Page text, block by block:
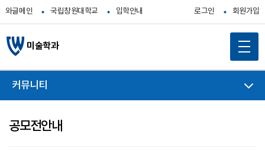
와글메인 국립창원대학교 입학안내 로그인 회원가입
미술학과
커뮤니티
공모전안내